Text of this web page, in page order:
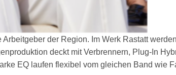
der Region. Im Werk Rastatt
deckt mit Verbrennern, Plug-In
EQ laufen flexibel vom gleichen Band wie